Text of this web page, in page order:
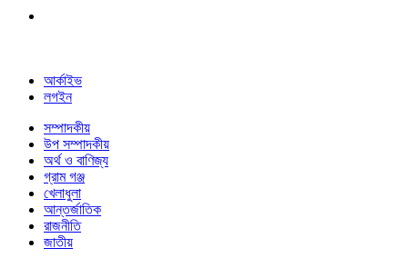
আর্কাইভ
লগইন
সম্পাদকীয়
উপ সম্পাদকীয়
অর্থ ও বাণিজ্য
গ্রাম গঞ্জ
খেলাধুলা
আন্তর্জাতিক
রাজনীতি
জাতীয়